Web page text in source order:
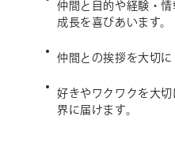
仲間と目的や経験・
成長を喜びあいます。
仲間との挨拶を大切に
好きやワクワクを大
界に届けます。